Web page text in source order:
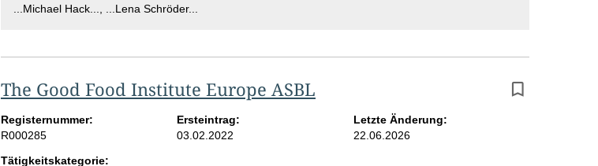
...Michael Hack..., ...Lena Schröder...
The Good Food Institute Europe ASBL
Registernummer:
R000285
Ersteintrag:
03.02.2022
Letzte Änderung:
22.06.2026
Tätigkeitskategorie: